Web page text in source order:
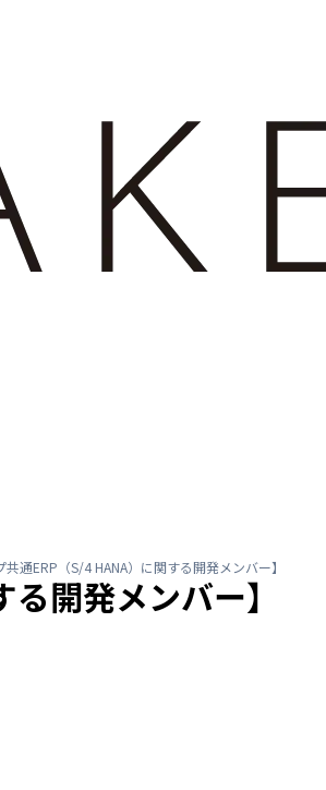
共通ERP（S/4 HANA）に関する開発メンバー】
開発メンバー】